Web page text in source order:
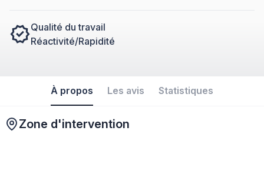
Qualité du travail
Réactivité/Rapidité
À propos Les avis Statistiques
Zone d'intervention